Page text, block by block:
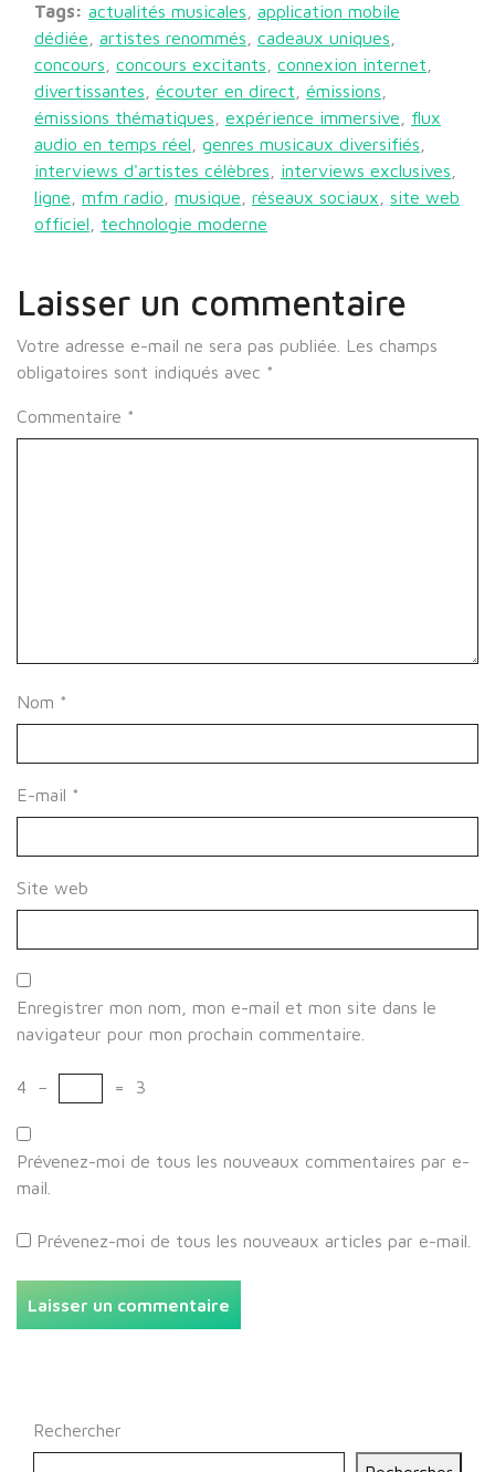
Tags: actualités musicales
application mobile
dédiée
artistes renommés cadeaux uniques
concours
concours excitants connexion internet
divertissantes
écouter en direct émissions
émissions thématiques
expérience immersive
flux
audio en temps réel
genres musicaux diversifiés
interviews d'artistes célèbres
interviews exclusives
ligne
mfm radio musique réseaux sociaux
site web
officiel
technologie moderne
Laisser un commentaire
Votre adresse e-mail ne sera pas publiée.
Les champs
obligatoires sont indiqués avec *
Commentaire *
Nom *
E-mail *
Site web
Enregistrer mon nom, mon e-mail et mon site dans le
navigateur pour mon prochain commentaire.
4 − = 3
Prévenez-moi de tous les nouveaux commentaires par e-
mail.
Prévenez-moi de tous les nouveaux articles par e-mail.
Rechercher